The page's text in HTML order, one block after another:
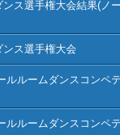
ス選手権大会結果(ノ
ス選手権大会
ルルームダンスコンペ
ルルームダンスコンペ